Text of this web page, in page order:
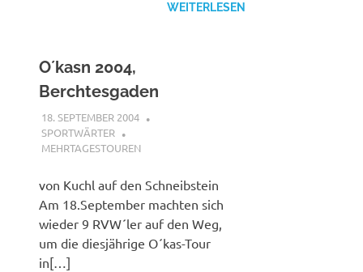
WEITERLESEN
O´kasn 2004,
Berchtesgaden
18. SEPTEMBER 2004
SPORTWÄRTER
MEHRTAGESTOUREN
von Kuchl auf den Schneibstein
Am 18.September machten sich
wieder 9 RVW´ler auf den Weg,
um die diesjährige O´kas-Tour
in[…]